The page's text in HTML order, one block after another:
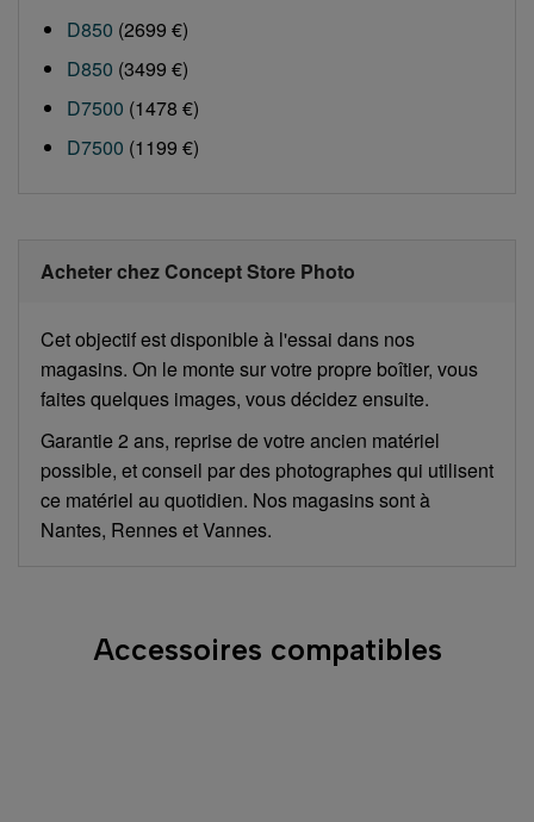
D850 (2699 €)
D850 (3499 €)
D7500 (1478 €)
D7500 (1199 €)
Acheter chez Concept Store Photo
Cet objectif est disponible à l'essai dans nos
magasins. On le monte sur votre propre boîtier, vous
faites quelques images, vous décidez ensuite.
Garantie 2 ans, reprise de votre ancien matériel
possible, et conseil par des photographes qui utilisent
ce matériel au quotidien. Nos magasins sont à
Nantes, Rennes et Vannes.
Accessoires compatibles